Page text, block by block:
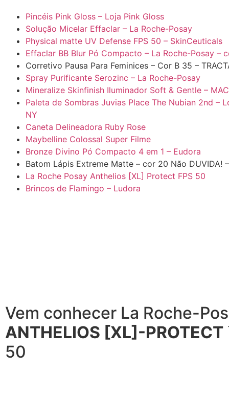
Pincéis Pink Gloss – Loja Pink Gloss
Solução Micelar Effaclar – La Roche-Posay
Physical matte UV Defense FPS 50 – SkinCeuticals
Effaclar BB Blur Pó Compacto – La Roche-Posay –
Corretivo Pausa Para Feminices – Cor B 35 –
Spray Purificante Serozinc – La Roche-Posay
Mineralize Skinfinish Iluminador Soft & Gentle – MAC
Paleta de Sombras Juvias Place The Nubian 2nd –
NY
Caneta Delineadora Ruby Rose
Maybelline Colossal Super Filme
Bronze Divino Pó Compacto 4 em 1 – Eudora
Batom Lápis Extreme Matte – cor 20 Não DUVIDA!
La Roche Posay Anthelios [XL] Protect FPS 50
Brincos de Flamingo – Ludora
Vem conhecer La Roche-
ANTHELIOS [XL]-PROTECT
50